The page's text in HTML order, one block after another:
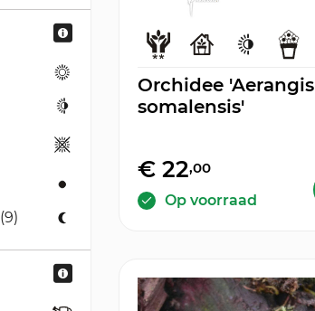
(9)
Orchidee 'Aerangis
somalensis'
€ 22,00
Op voorraad